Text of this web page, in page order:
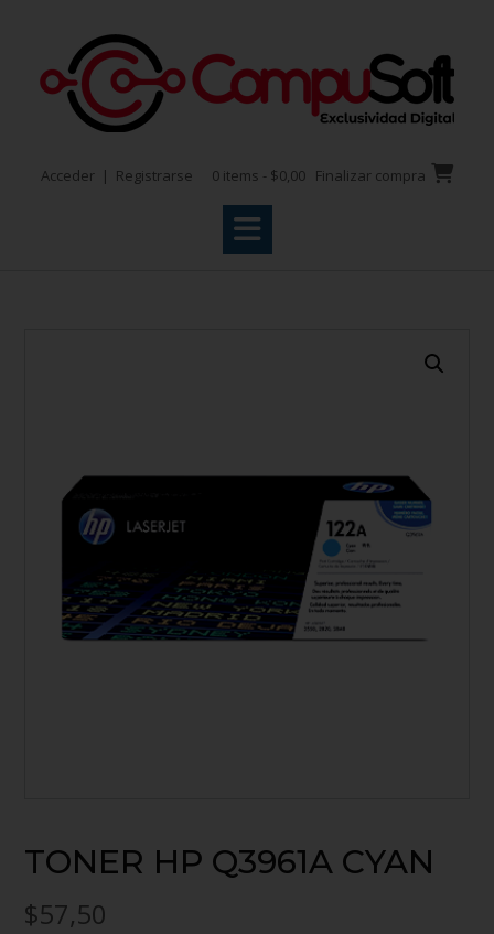
Acceder | Registrarse 0 items - $0,00 Finalizar compra
TONER HP Q3961A CYAN
$57,50